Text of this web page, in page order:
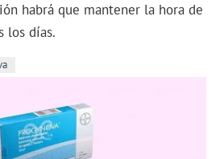
habrá que mantener la hora de
los días.